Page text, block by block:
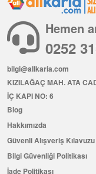
Hemen
0252
bilgi@allkaria.com
KIZILAĞAÇ MAH. ATA
İÇ KAPI NO: 6
Blog
Hakkımızda
Güvenli Alışveriş Kılavuzu
Bilgi Güvenliği Politikası
İade Politikası